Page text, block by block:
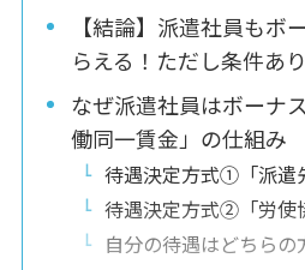
【結論】派遣社員もボ
らえる！ただし条件あり
なぜ派遣社員はボーナ
働同一賃金」の仕組み
待遇決定方式①「派遣
待遇決定方式②「労使
自分の待遇はどちら